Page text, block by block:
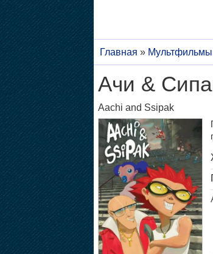
Главная » Мультфильмы
Ачи &
Aachi and Ssipak